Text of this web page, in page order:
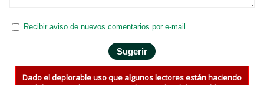
Recibir aviso de nuevos comentarios por e-mail
Dado el deplorable uso que algunos lectores están haciendo